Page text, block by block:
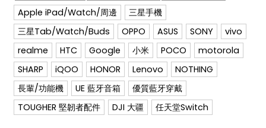
Apple iPad/Watch/周邊
三星手機
三星Tab/Watch/Buds
OPPO ASUS SONY
vivo
realme
HTC Google 小米 POCO
motorola
SHARP
iQOO HONOR Lenovo
NOTHING
長輩/功能機
UE 藍牙音箱
優質藍牙穿戴
TOUGHER 堅韌者配件
DJI 大疆 任天堂Switch